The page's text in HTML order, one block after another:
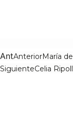
AntAnteriorMaría
SiguienteCelia